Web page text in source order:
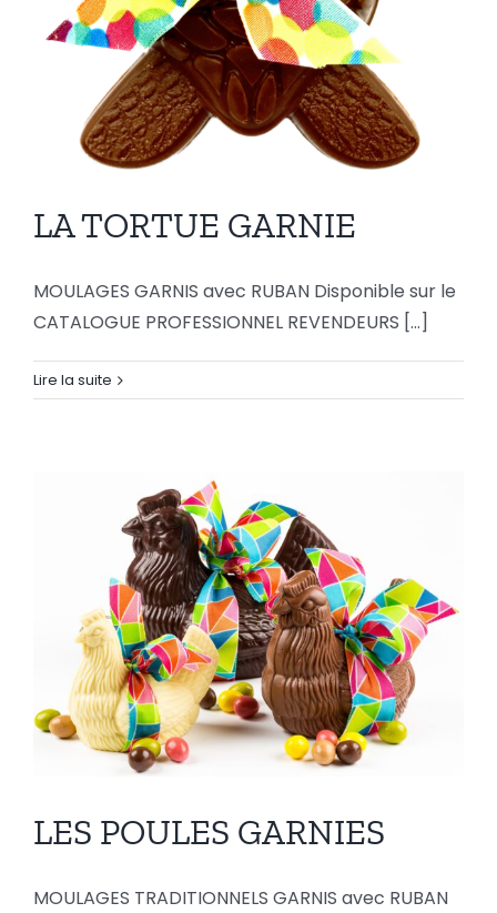
LA TORTUE GARNIE
LA TORTUE GARNIE
MOULAGES GARNIS avec RUBAN Disponible sur le
CATALOGUE PROFESSIONNEL REVENDEURS [...]
Lire la suite
LES POULES GARNIES
MOULAGES TRADITIONNELS GARNIS avec RUBAN